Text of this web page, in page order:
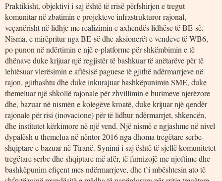
Praktikisht, objektivi i saj është të rrisë përfshirjen e tregut
komunitar në zbatimin e projekteve infrastrukturor rajonal,
veçanërisht në lidhje me realizimin e axhendës lidhëse të BE-së.
Nisma, e mirëpritur nga BE-së dhe aksionerët e vendeve të WB6,
po punon në ndërtimin e një e-platforme për shkëmbimin e të
dhënave duke krijuar një regjistër të bashkuar të anëtarëve për të
lehtësuar vlerësimin e aftësisë paguese të gjithë ndërmarrjeve në
rajon, gjithashtu dhe duke inkurajuar bashkëpunimin SME, duke
themeluar një shkollë rajonale për zhvillimin e burimeve njerëzore
dhe, bazuar në nismën e kolegëve kroatë, duke krijuar një qendër
rajonale për risi (inovacione) për të lidhur ndërmarrjet, shkencën,
dhe institutet kërkimore në një vend. Një nismë e ngjashme në nivel
dypalësh u themelua në nëntor 2016 nga dhoma tregëtare serbe-
shqiptare e bazuar në Tiranë. Synimi i saj është të sjellë komunitetet
tregëtare serbe dhe shqiptare më afër, të furnizojë me njoftime dhe
bashkëpunim efiçent mes ndërmarrjeve, dhe t`i mbështesin ato të